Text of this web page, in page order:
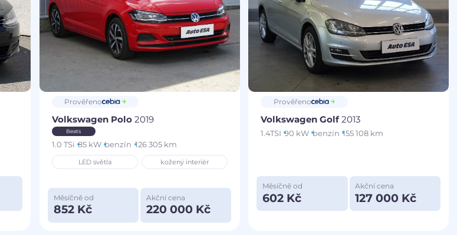
Prověřeno
Volkswagen Polo 2019
Beats
1.0 TSi 85 kW benzín 126 305 km
LED světla kožený interiér
Měsíčně od
852 Kč
Akční cena
220 000 Kč
Prověřeno
Volkswagen Golf 2013
1.4TSI 90 kW benzín 155 108 km
Měsíčně od
602 Kč
Akční cena
127 000 Kč